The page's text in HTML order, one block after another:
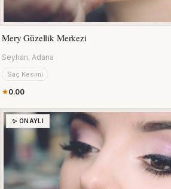
Mery Güzellik Merkezi
Seyhan, Adana
Saç Kesimi
0.00
✨ ONAYLI